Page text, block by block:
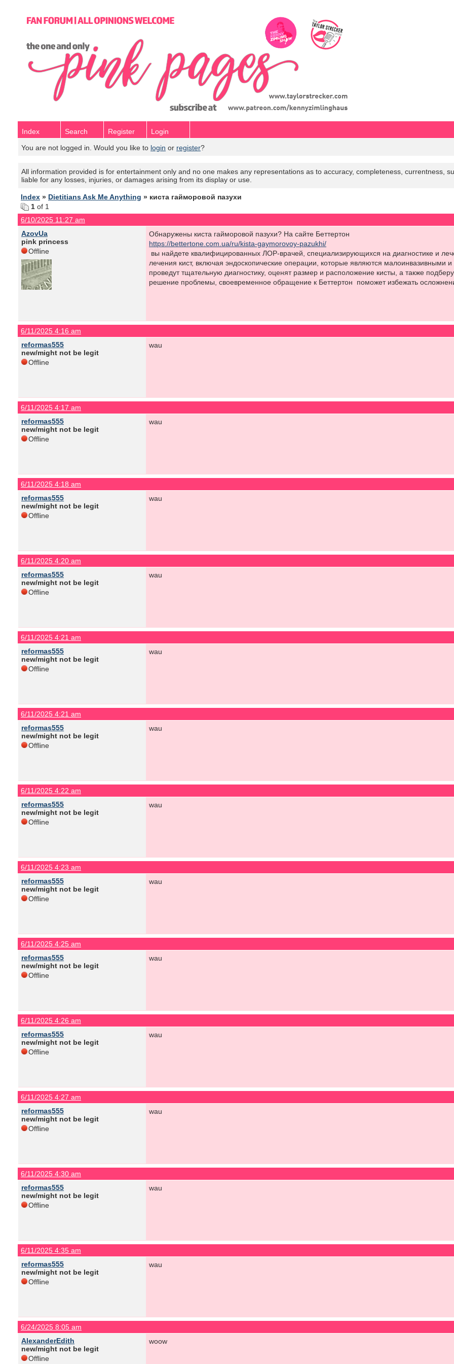
Index Search Register
Login
You are not logged in. Would you like to login or register?
All information provided is for entertainment only and no one makes any representations as to accuracy, completeness, currentness,
liable for any losses, injuries, or damages arising from its display or use.
Index » Dietitians Ask Me Anything » киста гайморовой пазухи
1 of 1
6/10/2025 11:27 am
AzovUa
pink princess
Offline
Обнаружены киста гайморовой пазухи? На сайте Беттертон
https://bettertone.com.ua/ru/kista-gaymorovoy-pazukhi/
вы найдете квалифицированных ЛОР-врачей, специализирующихся на диагностике и
лечения кист, включая эндоскопические операции, которые являются малоинвазивными
проведут тщательную диагностику, оценят размер и расположение кисты, а также
решение проблемы, своевременное обращение к Беттертон поможет избежать
6/11/2025 4:16 am
reformas555
new/might not be legit
Offline
wau
6/11/2025 4:17 am
reformas555
new/might not be legit
Offline
wau
6/11/2025 4:18 am
reformas555
new/might not be legit
Offline
wau
6/11/2025 4:20 am
reformas555
new/might not be legit
Offline
wau
6/11/2025 4:21 am
reformas555
new/might not be legit
Offline
wau
6/11/2025 4:21 am
reformas555
new/might not be legit
Offline
wau
6/11/2025 4:22 am
reformas555
new/might not be legit
Offline
wau
6/11/2025 4:23 am
reformas555
new/might not be legit
Offline
wau
6/11/2025 4:25 am
reformas555
new/might not be legit
Offline
wau
6/11/2025 4:26 am
reformas555
new/might not be legit
Offline
wau
6/11/2025 4:27 am
reformas555
new/might not be legit
Offline
wau
6/11/2025 4:30 am
reformas555
new/might not be legit
Offline
wau
6/11/2025 4:35 am
reformas555
new/might not be legit
Offline
wau
6/24/2025 8:05 am
AlexanderEdith
new/might not be legit
Offline
woow